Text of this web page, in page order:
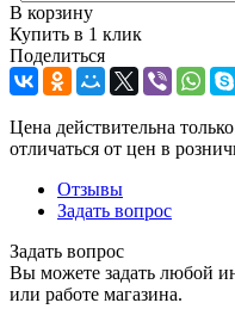
В корзину
Купить в 1 клик
Поделиться
Цена действительна
отличаться от цен в
Отзывы
Задать вопрос
Задать вопрос
Вы можете задать любой
или работе магазина.